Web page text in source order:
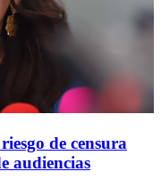
de censura
audiencias